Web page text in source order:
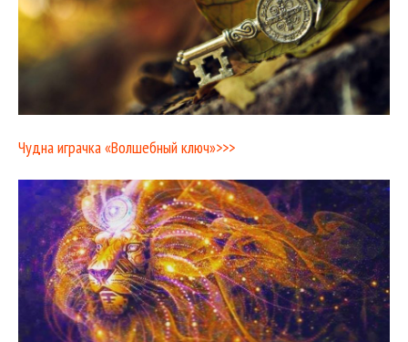
Чудна играчка «Волшебный ключ»>>>